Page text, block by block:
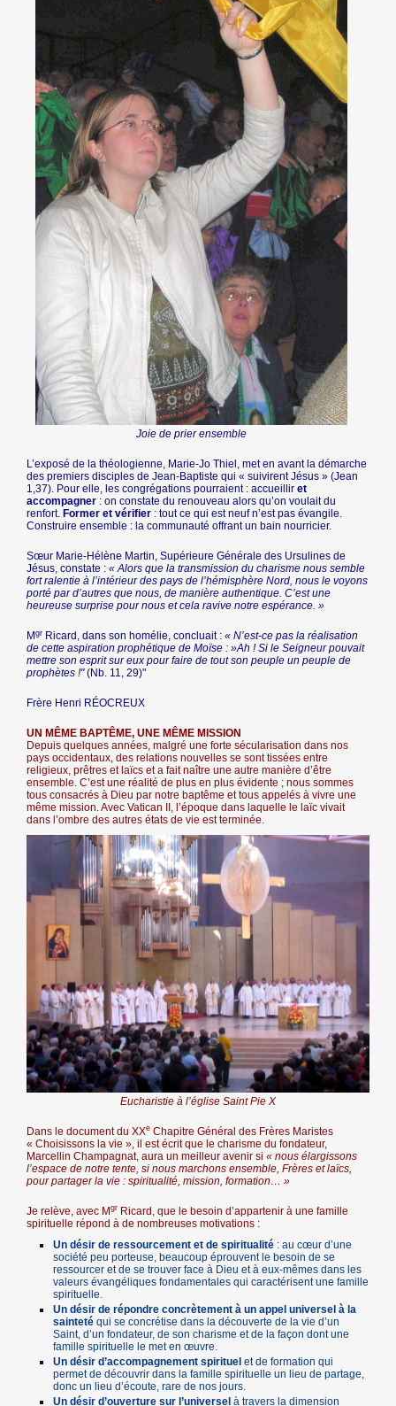
Joie de prier ensemble
L’exposé de la théologienne, Marie-Jo Thiel, met en avant la démarche
des premiers disciples de Jean-Baptiste qui « suivirent Jésus » (Jean
1,37). Pour elle, les congrégations pourraient : accueilliret
accompagner : on constate du renouveau alors qu’on voulait du
renfort. Former et vérifier : tout ce qui est neuf n’est pas évangile.
Construire ensemble : la communauté offrant un bain nourricier.
Sœur Marie-Hélène Martin, Supérieure Générale des Ursulines de
Jésus, constate :« Alors que la transmission du charisme nous semble
fort ralentie à l’intérieur des pays de l’hémisphère Nord, nous le voyons
porté par d’autres que nous, de manière authentique. C’est une
heureuse surprise pour nous et cela ravive notre espérance. »
Mgr Ricard, dans son homélie, concluait :« N’est-ce pas la réalisation
de cette aspiration prophétique de Moïse : »Ah ! Si le Seigneur pouvait
mettre son esprit sur eux pour faire de tout son peuple un peuple de
prophètes !"(Nb. 11, 29)"
Frère Henri RÉOCREUX
UN MÊME BAPTÊME, UNE MÊME MISSION
Depuis quelques années, malgré une forte sécularisation dans nos
pays occidentaux, des relations nouvelles se sont tissées entre
religieux, prêtres et laïcs et a fait naître une autre manière d’être
ensemble. C’est une réalité de plus en plus évidente ; nous sommes
tous consacrés à Dieu par notre baptême et tous appelés à vivre une
même mission. Avec Vatican II, l’époque dans laquelle le laïc vivait
dans l’ombre des autres états de vie est terminée.
Eucharistie à l’église Saint Pie X
Dans le document du XXe Chapitre Général des Frères Maristes
« Choisissons la vie », il est écrit que le charisme du fondateur,
Marcellin Champagnat, aura un meilleur avenir si« nous élargissons
l’espace de notre tente, si nous marchons ensemble, Frères et laïcs,
pour partager la vie : spiritualité, mission, formation… »
Je relève, avec Mgr Ricard, que le besoin d’appartenir à une famille
spirituelle répond à de nombreuses motivations :
Un désir de ressourcement et de spiritualité : au cœur d’une
société peu porteuse, beaucoup éprouvent le besoin de se
ressourcer et de se trouver face à Dieu et à eux-mêmes dans les
valeurs évangéliques fondamentales qui caractérisent une famille
spirituelle.
Un désir de répondre concrètement à un appel universel à la
sainteté qui se concrétise dans la découverte de la vie d’un
Saint, d’un fondateur, de son charisme et de la façon dont une
famille spirituelle le met en œuvre.
Un désir d’accompagnement spirituel et de formation qui
permet de découvrir dans la famille spirituelle un lieu de partage,
donc un lieu d’écoute, rare de nos jours.
Un désir d’ouverture sur l’universel à travers la dimension